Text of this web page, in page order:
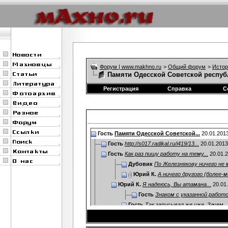
Форум | www.makhno.ru > Общий форум >
Памяти Одесской Советской
Регистрация Справка
Гость Памяти Одесской Советской...
Гость http://s017.radikal.ru/i419/13...
Гость Как раз пишу работу на тему...
Дубовик По Железнякову ничего не
Юрий К. А ничего другого (более-
Юрий К. Я надеюсь, Вы атамана...
Гость Знаком с указанной
Гость Так записывал же уже. Зачем...
Гость кстати вот Sholem...25.01.2013,23:49